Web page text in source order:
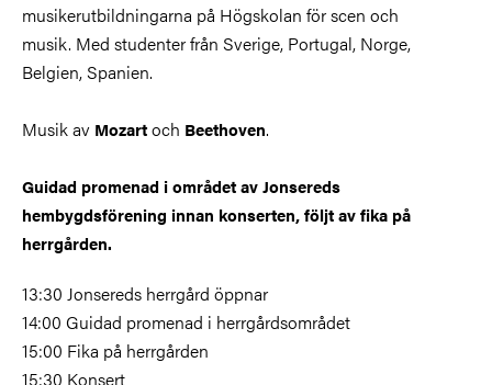
musikerutbildningarna på Högskolan för scen och
musik. Med studenter från Sverige, Portugal, Norge,
Belgien, Spanien.
Musik av Mozartoch Beethoven.
Guidad promenad i området av Jonsereds
hembygdsförening innan konserten, följt av fika på
herrgården.
13:30 Jonsereds herrgård öppnar
14:00 Guidad promenad i herrgårdsområdet
15:00 Fika på herrgården
15:30 Konsert